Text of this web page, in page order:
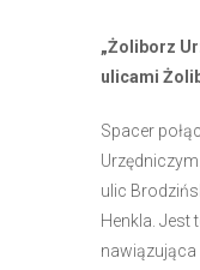
„Żoliborz
ulicami
Spacer
ulic
Henkla. Jest